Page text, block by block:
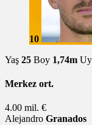
10
Yaş 25 Boy 1,74m
Merkez ort.
4.00 mil. €
Alejandro Granados